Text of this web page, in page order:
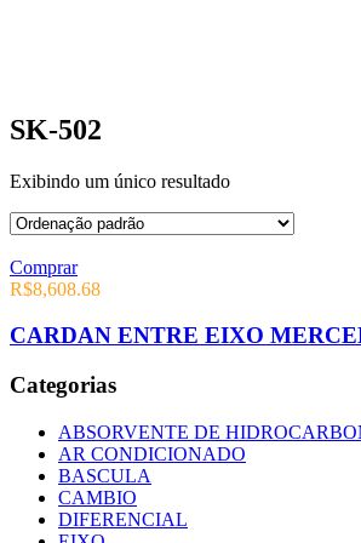
SK-502
Exibindo um único resultado
Comprar
R$8,608.68
CARDAN ENTRE EIXO
Categorias
ABSORVENTE DE
AR CONDICIONADO
BASCULA
CAMBIO
DIFERENCIAL